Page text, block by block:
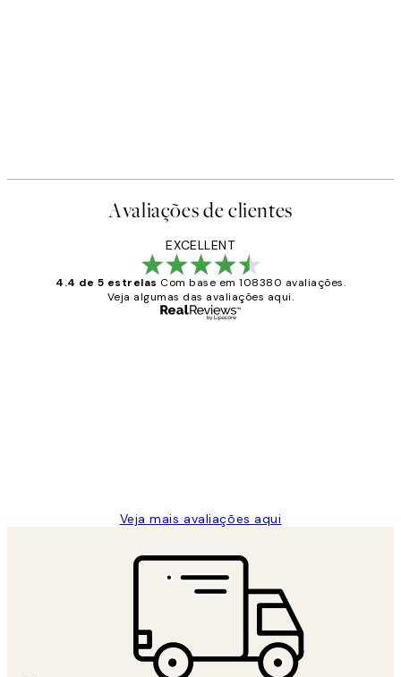
Avaliações de clientes
EXCELLENT
4.4 de 5 estrelas Com base em 108380 avaliações.
Veja algumas das avaliações aqui.
Veja mais avaliações aqui